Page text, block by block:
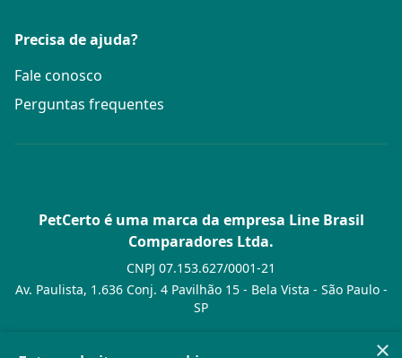
Precisa de ajuda?
Fale conosco
Perguntas frequentes
PetCerto é uma marca da empresa Line Brasil
Comparadores Ltda.
CNPJ 07.153.627/0001-21
Av. Paulista, 1.636 Conj. 4 Pavilhão 15 - Bela Vista - São Paulo -
SP
×